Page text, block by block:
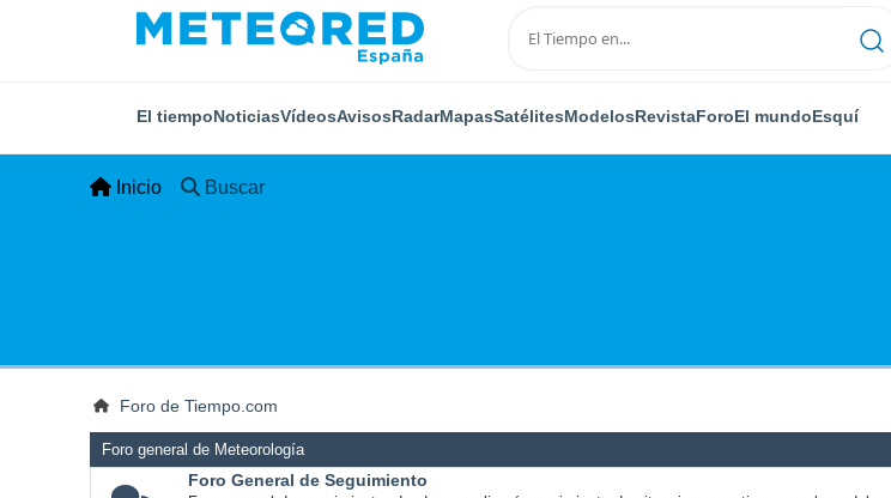
El tiempoNoticiasVídeosAvisosRadarMapasSatélitesModelosRevistaForoEl mundoEsquí
Inicio Buscar
Foro de Tiempo.com
Foro general de Meteorología
Foro General de Seguimiento